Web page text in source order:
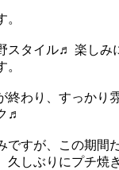
スタイル♬ 楽しみ
終わり、すっかり
♬
ですが、この期間
久しぶりにプチ焼